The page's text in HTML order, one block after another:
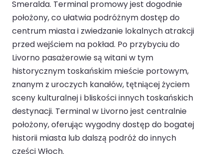
Smeralda. Terminal promowy jest dogodnie
położony, co ułatwia podróżnym dostęp do
centrum miasta i zwiedzanie lokalnych atrakcji
przed wejściem na pokład. Po przybyciu do
Livorno pasażerowie są witani w tym
historycznym toskańskim mieście portowym,
znanym z uroczych kanałów, tętniącej życiem
sceny kulturalnej i bliskości innych toskańskich
destynacji. Terminal w Livorno jest centralnie
położony, oferując wygodny dostęp do bogatej
historii miasta lub dalszą podróż do innych
części Włoch.